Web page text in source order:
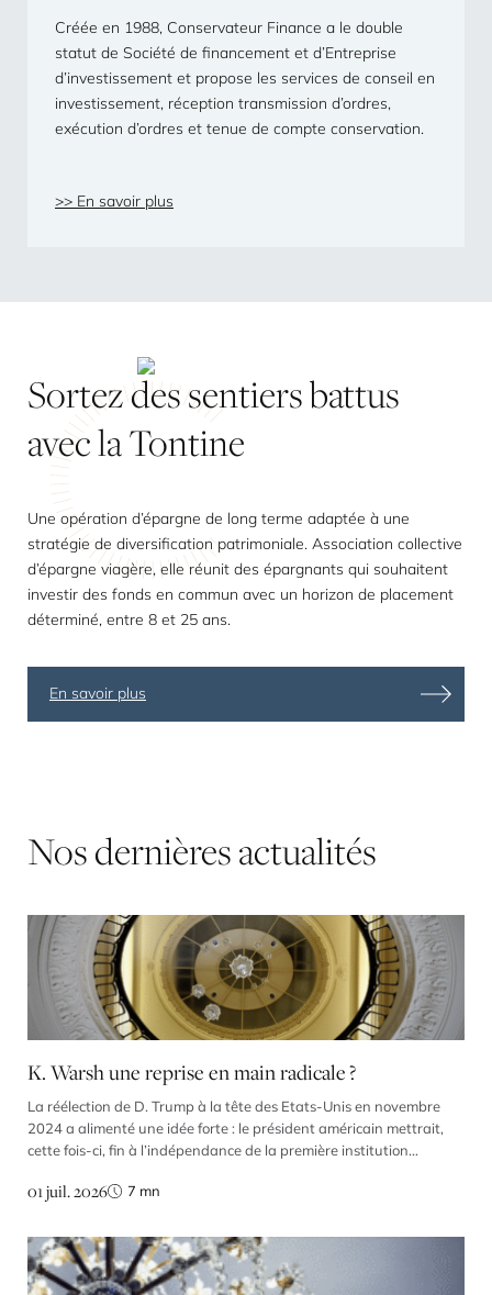
Créée en 1988, Conservateur Finance a le double
statut de Société de financement et d’Entreprise
d’investissement et propose les services de conseil en
investissement, réception transmission d’ordres,
exécution d’ordres et tenue de compte conservation.
En savoir plus
Sortezdessentiersbattus
aveclaTontine
Une opération d’épargne de long terme adaptée à une
stratégie de diversification patrimoniale. Association collective
d’épargne viagère, elle réunit des épargnants qui souhaitent
investir des fonds en commun avec un horizon de placement
déterminé, entre 8 et 25 ans.
En savoir plus
Nosdernièresactualités
K. Warsh une reprise en main radicale ?
La réélection de D. Trump à la tête des Etats-Unis en novembre
2024 a alimenté une idée forte : le président américain mettrait,
cette fois-ci, fin à l’indépendance de la première institution
la Fed et ses attaques répétées contre plusieurs de ses membres
01 juil. 2026 7 mn